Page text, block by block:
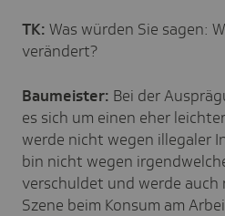
TK: Was würden Sie sagen:
verändert?
Baumeister: Bei der
es sich um einen eher
werde nicht wegen illegaler
bin nicht wegen
verschuldet und werde
Szene beim Konsum am